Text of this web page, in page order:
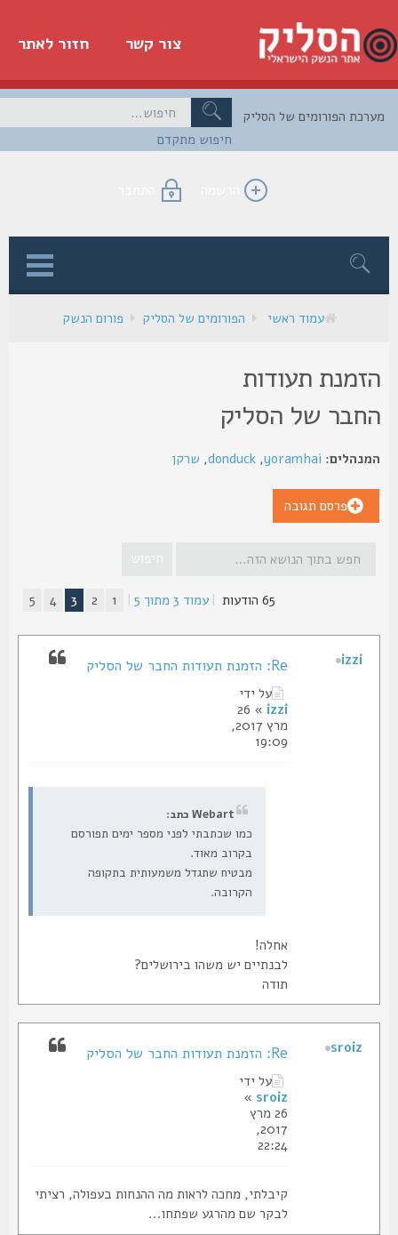
חזור לאתר צור קשר
חיפוש מתקדם
הפורומים של הסליק
הרשמה התחבר
עמוד ראשי הפורומים של הסליק פורום הנשק
תעודות
של הסליק
yoramhai
,
donduck
,שרקן
פרסם תגובה
|עמוד3מתוך5
|
1
5
על ידי
» 26
מרץ 2017,
19:09
Webart כתב:
כמו שכתבתי לפני מספר ימים תפורסם
בקרוב מאוד.
מבטיח שתגדל משמעותית בתקופה
הקרובה.
אחלה!
לבנתיים יש משהו בירושלים?
על ידי
sroiz
»
26 מרץ
2017,
22:24
קיבלתי, מחכה לראות מה ההנחות בעפולה, רציתי
לבקר שם מהרגע שפתחו...
sroiz